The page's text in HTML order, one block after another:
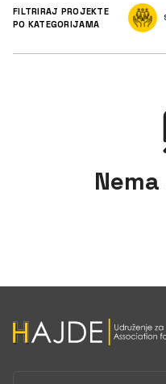
FILTRIRAJ PROJEKTE
PO KATEGORIJAMA